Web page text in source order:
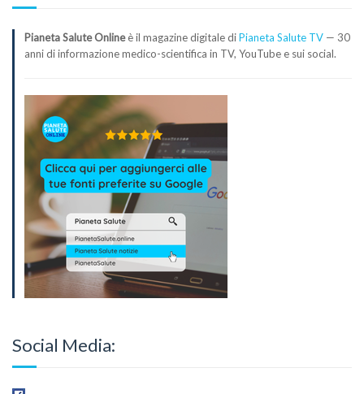
Pianeta Salute Onlineè il magazine digitale diPianeta Salute TV — 30
anni di informazione medico-scientifica in TV, YouTube e sui social.
Social Media: